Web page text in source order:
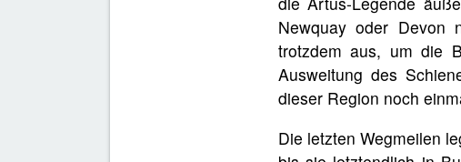
Newquay oder Devon
trotzdem aus, um die
Ausweitung des
dieser Region noch
Die letzten Wegmeilen